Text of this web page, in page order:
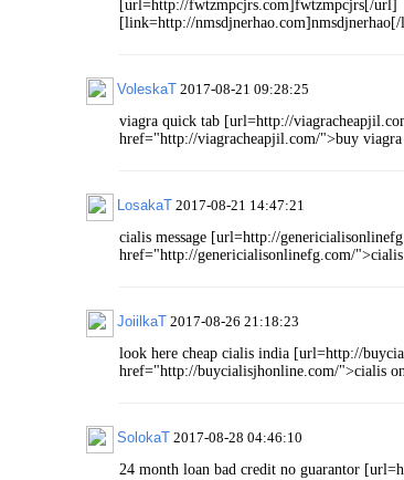
[url=http://fwtzmpcjrs.com]fwtzmpcjrs[/url]
[link=http://
VoleskaT 2017-08-21 09:28:25
viagra quick tab [url=http://
href="http://viagracheapjil.com/">buy
LosakaT 2017-08-21 14:47:21
cialis message [url=http://
href="http://genericialisonlinefg.com/
JoiilkaT 2017-08-26 21:18:23
look here cheap cialis india [url=http://
href="http://buycialisjhonline.com/">cialis
SolokaT 2017-08-28 04:46:10
24 month loan bad credit no guarantor